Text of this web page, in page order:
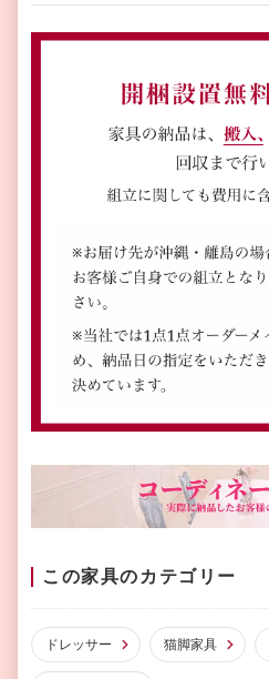
この家具のカテゴリー
ドレッサー 猫脚家具